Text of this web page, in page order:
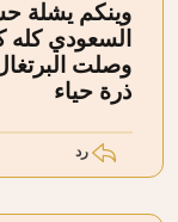
وينكم يشلة
السعودي كله
وصلت
ذرة حياء
رد